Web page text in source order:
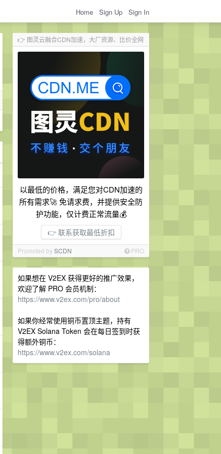
Home Sign Up Sign In
👉 图灵云融合CDN加速，大厂资源、比价全网
以最低的价格，满足您对CDN加速的
所有需求🚀 免请求费，并提供安全防
护功能，仅计费正常流量💰
👉 联系获取最低折扣
Promoted bySCDN PRO
如果想在 V2EX 获得更好的推广效果，
欢迎了解 PRO 会员机制：
https://www.v2ex.com/pro/about
如果你经常使用铜币置顶主题，持有
V2EX Solana Token 会在每日签到时获
得额外铜币：
https://www.v2ex.com/solana